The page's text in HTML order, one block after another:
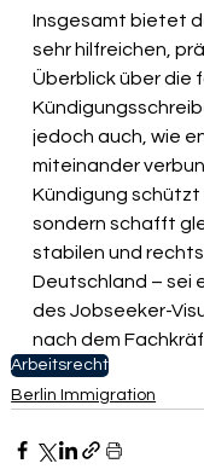
Insgesamt bietet
sehr hilfreichen,
Überblick über die
jedoch auch, wie
miteinander
Kündigung
sondern schafft
stabilen und
Deutschland – sei
des Jobseeker-
nach dem
Arbeitsrecht
Berlin Immigration